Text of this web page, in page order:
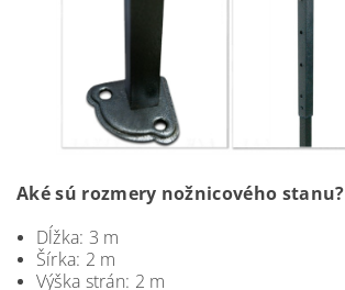
Aké sú rozmery nožnicového stanu?
Dĺžka: 3 m
Šírka: 2 m
Výška strán: 2 m